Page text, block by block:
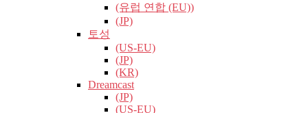
(유럽​​ 연합 (EU))
(JP)
토성
(US-EU)
(JP)
(KR)
Dreamcast
(JP)
(US-EU)